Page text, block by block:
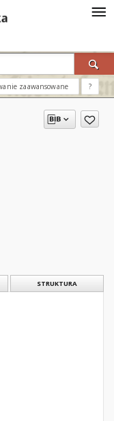
zaawansowane ?
STRUKTURA